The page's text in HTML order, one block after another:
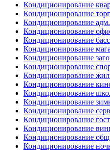
Кондиционирование
Кондиционирование
Кондиционирование
Кондиционирование
Кондиционирование
Кондиционирование
Кондиционирование
Кондиционирование
Кондиционирование
Кондиционирование
Кондиционирование
Кондиционирование
Кондиционирование
Кондиционирование
Кондиционирование
Кондиционирование
Кондиционирование